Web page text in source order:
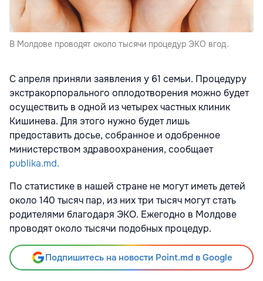
В Молдове проводят около тысячи процедур ЭКО вгод.
С апреля приняли заявления у 61 семьи. Процедуру
экстракорпорального оплодотворения можно будет
осуществить в одной из четырех частных клиник
Кишинева. Для этого нужно будет лишь
предоставить досье, собранное и одобренное
министерством здравоохранения, сообщает
publika.md.
По статистике в нашей стране не могут иметь детей
около 140 тысяч пар, из них три тысяч могут стать
родителями благодаря ЭКО. Ежегодно в Молдове
проводят около тысячи подобных процедур.
Подпишитесь на новости Point.md в Google